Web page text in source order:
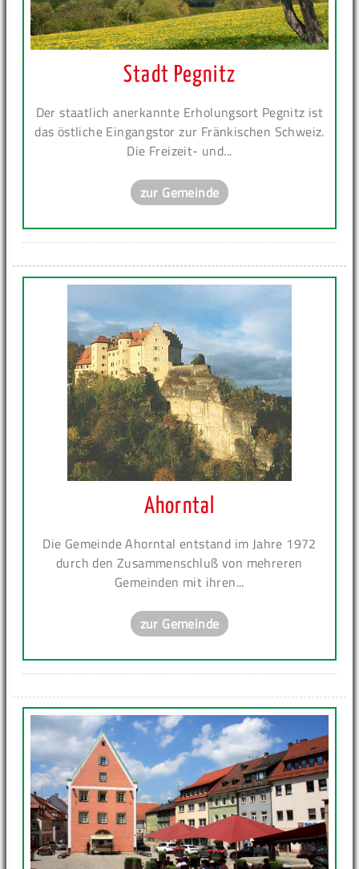
Stadt Pegnitz
Der staatlich anerkannte Erholungsort Pegnitz ist
das östliche Eingangstor zur Fränkischen Schweiz.
Die Freizeit- und...
zur Gemeinde
Ahorntal
Die Gemeinde Ahorntal entstand im Jahre 1972
durch den Zusammenschluß von mehreren
Gemeinden mit ihren...
zur Gemeinde